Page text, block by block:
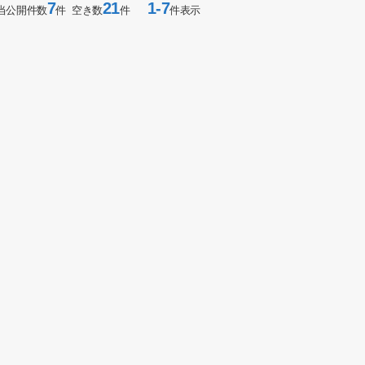
公開件数7件 空き数21件1-7件表示